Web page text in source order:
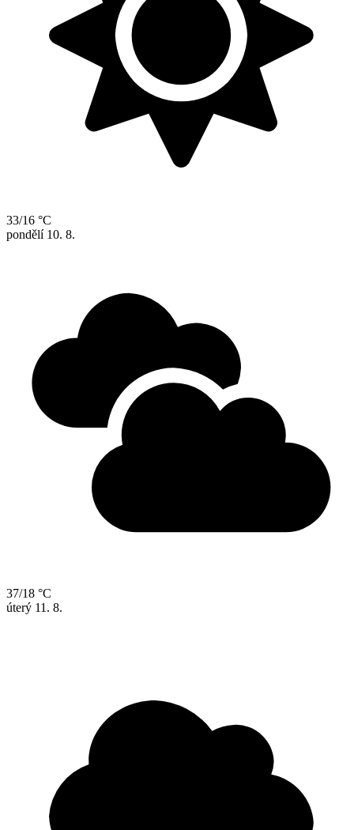
33/16 °C
pondělí 10. 8.
37/18 °C
úterý 11. 8.